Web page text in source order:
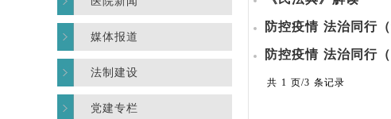
媒体报道
法制建设
党建专栏
防控疫情 法治同行（
防控疫情 法治同行（
共 1 页/3 条记录